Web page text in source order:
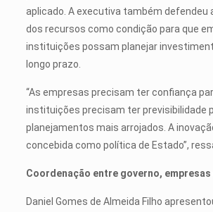
aplicado. A executiva também defendeu
dos recursos como condição para que
instituições possam planejar
longo prazo.
“As empresas precisam ter confiança
instituições precisam ter previsibilidade
planejamentos mais arrojados. A
concebida como política de Estado”,
Coordenação entre governo, empresas
Daniel Gomes de Almeida Filho